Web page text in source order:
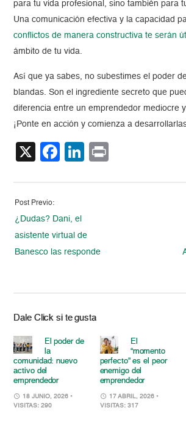
para tu vida profesional, sino también para
Una comunicación efectiva y la capacidad
conflictos de manera constructiva te serán
ámbito de tu vida.
Así que ya sabes, no subestimes el poder
blandas. Son el ingrediente secreto que
diferencia entre un emprendedor mediocre
¡Ponte en acción y comienza a
X Facebook
LinkedIn
Post Previo:
¿Dudas? Dani, el
asistente virtual de
Banesco las responde
Dale Click si te gusta
El poder de
la
comunidad: nuevo
activo del
emprendedor
18 JUNIO, 2026 •
VISITAS: 290
El
“momento
perfecto” es el peor
enemigo del
emprendedor
17 ABRIL, 2026 •
VISITAS: 317